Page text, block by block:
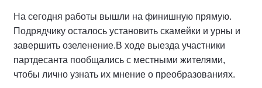
На сегодня работы вышли на финишную прямую.
Подрядчику осталось установить скамейки и урны и
завершить озеленение.В ходе выезда участники
партдесанта пообщались с местными жителями,
чтобы лично узнать их мнение о преобразованиях.